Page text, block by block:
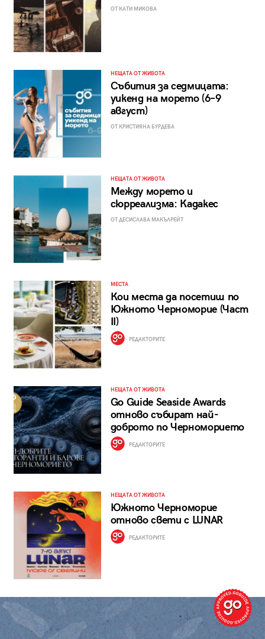
ОТ КАТИ МИКОВА
НЕЩАТА ОТ ЖИВОТА
Събития за седмицата:
уикенд на морето (6–9
август)
ОТ КРИСТИЯНА БУРДЕВА
НЕЩАТА ОТ ЖИВОТА
Между морето и
сюрреализма: Кадакес
ОТ ДЕСИСЛАВА МАКЪЛРЕЙТ
МЕСТА
Кои места да посетиш по
Южното Черноморие (Част
II)
РЕДАКТОРИТЕ
НЕЩАТА ОТ ЖИВОТА
Go Guide Seaside Awards
отново събират най-
доброто по Черноморието
РЕДАКТОРИТЕ
НЕЩАТА ОТ ЖИВОТА
Южното Черноморие
отново свети с LUNAR
РЕДАКТОРИТЕ